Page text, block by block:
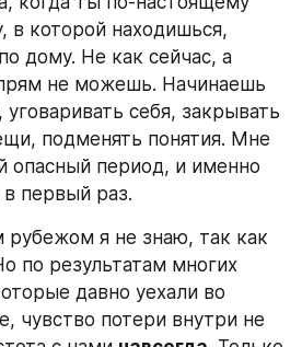
в которой находишься,
дому. Не как сейчас, а
не можешь. Начинаешь
себя, закрывать
подменять понятия. Мне
опасный период, и именно
первый раз.
рубежом я не знаю, так как
по результатам многих
давно уехали во
чувство потери внутри не